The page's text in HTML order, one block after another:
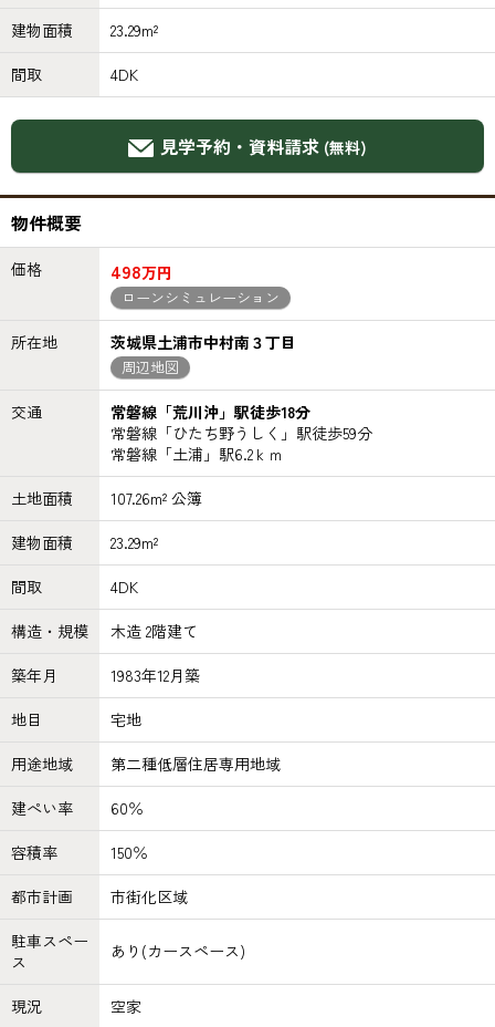
建物面積
23.29m²
間取
4DK
見学予約・資料請求 (無料)
物件概要
価格 498万円
ローンシミュレーション
所在地 茨城県土浦市中村南３丁目
周辺地図
交通
常磐線「荒川沖」駅徒歩18分
常磐線「ひたち野うしく」駅徒歩59分
常磐線「土浦」駅6.2ｋｍ
土地面積
107.26m² 公簿
建物面積
23.29m²
間取
4DK
構造・規模
木造 2階建て
築年月
1983年12月築
地目
宅地
用途地域
第二種低層住居専用地域
建ぺい率
60％
容積率
150％
都市計画
市街化区域
駐車スペー
ス
あり(カースペース)
現況 空家